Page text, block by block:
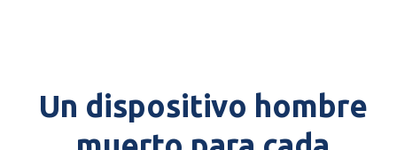
Un dispositivo hombre